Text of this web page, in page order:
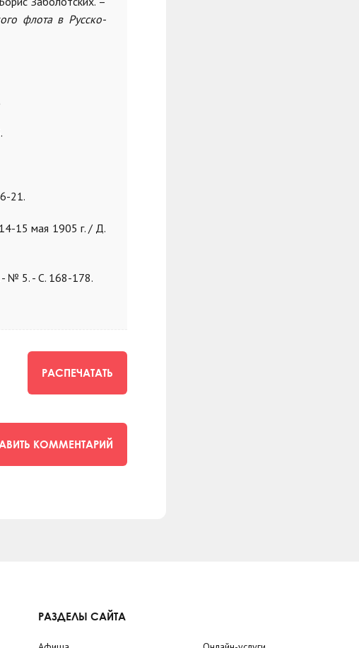
флота в Русско-
21.
15 мая 1905 г. / Д.
- № 5. - С. 168-178.
РАСПЕЧАТАТЬ
КОММЕНТАРИЙ
РАЗДЕЛЫ САЙТА